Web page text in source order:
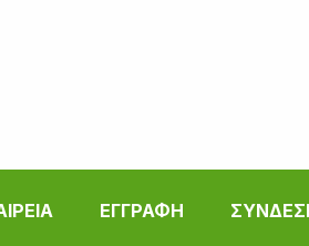
ΕΓΓΡΑΦΗ